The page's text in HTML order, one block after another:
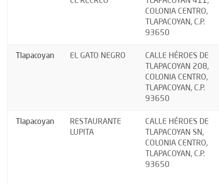
COLONIA CENTRO,
TLAPACOYAN, C.P.
93650
Tlapacoyan EL GATO NEGRO
CALLE HÉROES DE
TLAPACOYAN 208,
COLONIA CENTRO,
TLAPACOYAN, C.P.
93650
Tlapacoyan
RESTAURANTE
LUPITA
CALLE HÉROES DE
TLAPACOYAN SN,
COLONIA CENTRO,
TLAPACOYAN, C.P.
93650